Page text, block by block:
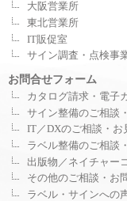
大阪営業所
東北営業所
IT販促室
サイン調査・点検事
お問合せフォーム
カタログ請求・電子
サイン整備のご相談
IT／DXのご相談・お
ラベル整備のご相談
出版物／ネイチャー
その他のご相談・お
ラベル・サインへの